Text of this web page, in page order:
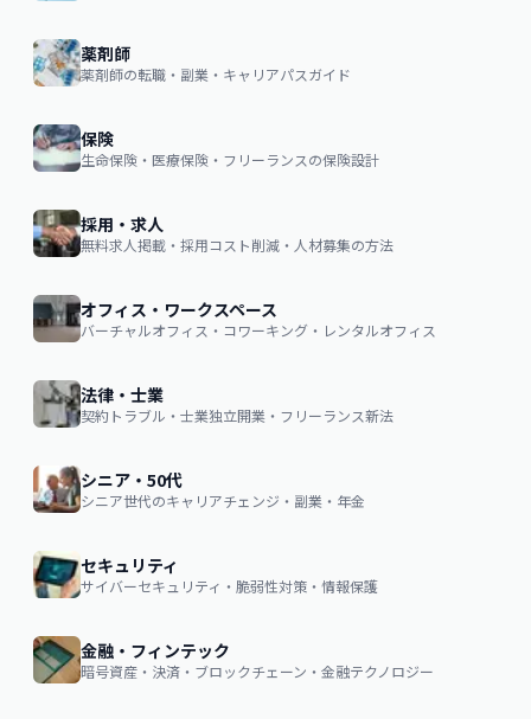
薬剤師
薬剤師の転職・副業・キャリアパスガイド
保険
生命保険・医療保険・フリーランスの保険設計
採用・求人
無料求人掲載・採用コスト削減・人材募集の方法
オフィス・ワークスペース
バーチャルオフィス・コワーキング・レンタルオフィス
法律・士業
契約トラブル・士業独立開業・フリーランス新法
シニア・50代
シニア世代のキャリアチェンジ・副業・年金
セキュリティ
サイバーセキュリティ・脆弱性対策・情報保護
金融・フィンテック
暗号資産・決済・ブロックチェーン・金融テクノロジー